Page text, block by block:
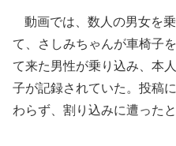
動画では、数人の男女を
て、さしみちゃんが車椅子
て来た男性が乗り込み、本
子が記録されていた。投稿
わらず、割り込みに遭ったと